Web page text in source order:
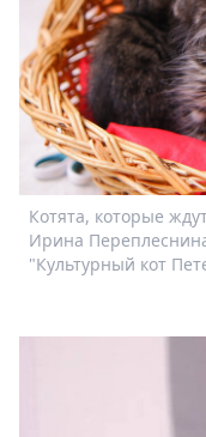
Котята, которые
Ирина
"Культурный кот